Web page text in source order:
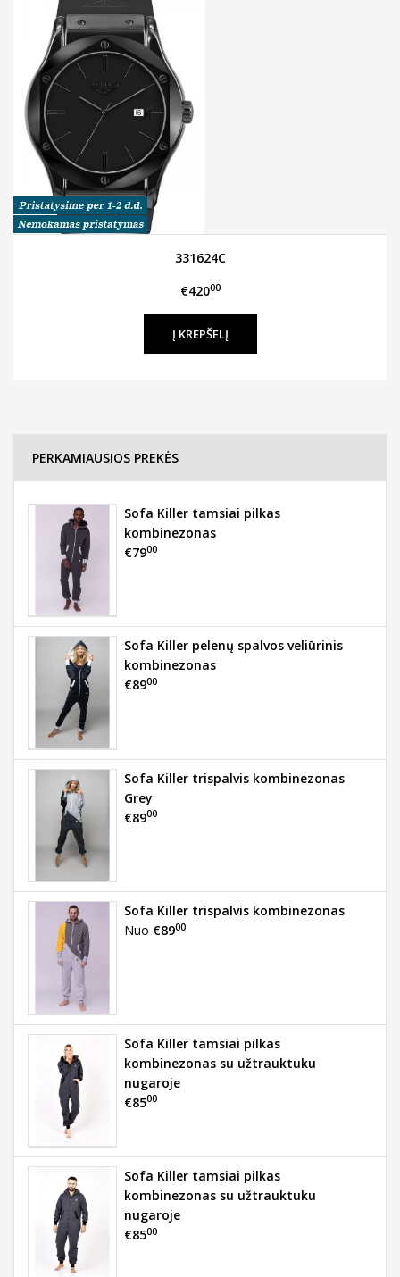
331624C
€42000
PERKAMIAUSIOS PREKĖS
Sofa Killer tamsiai pilkas
kombinezonas
€7900
Sofa Killer pelenų spalvos veliūrinis
kombinezonas
€8900
Sofa Killer trispalvis kombinezonas
Grey
€8900
Sofa Killer trispalvis kombinezonas
Nuo €8900
Sofa Killer tamsiai pilkas
kombinezonas su užtrauktuku
nugaroje
€8500
Sofa Killer tamsiai pilkas
kombinezonas su užtrauktuku
nugaroje
€8500